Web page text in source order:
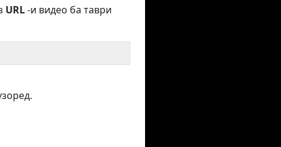
URL-и видео ба таври